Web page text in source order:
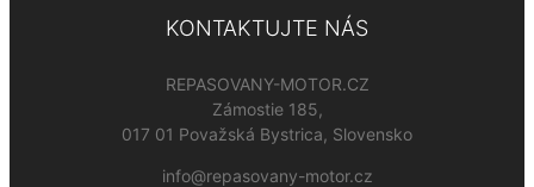
KONTAKTUJTE NÁS
REPASOVANY-MOTOR.CZ
Zámostie 185,
017 01 Považská Bystrica, Slovensko
info@repasovany-motor.cz